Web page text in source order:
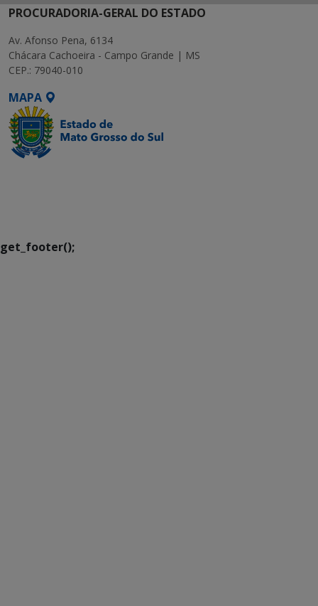
PROCURADORIA-GERAL DO ESTADO
Av. Afonso Pena, 6134
Chácara Cachoeira - Campo Grande | MS
CEP.: 79040-010
MAPA
get_footer();